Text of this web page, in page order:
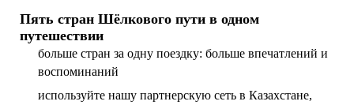
Пять стран Шёлкового пути в одном
путешествии
больше стран за одну поездку: больше впечатлений и
воспоминаний
используйте нашу партнерскую сеть в Казахстане,